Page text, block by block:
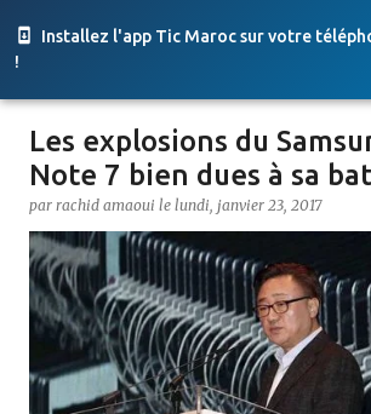
Installez l'app Tic Maroc sur votre
!
Accéder au contenu
Les explosions du
Note 7 bien dues à sa
par rachid amaoui le lundi, janvier 23, 2017